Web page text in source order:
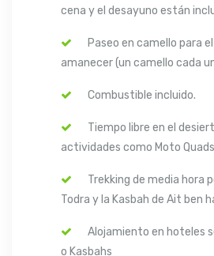
cena y el desayuno están
Paseo en camello para
amanecer (un camello cada
Combustible incluido.
Tiempo libre en el
actividades como Moto
Trekking de media hora
Todra y la Kasbah de Ait ben
Alojamiento en hoteles
o Kasbahs